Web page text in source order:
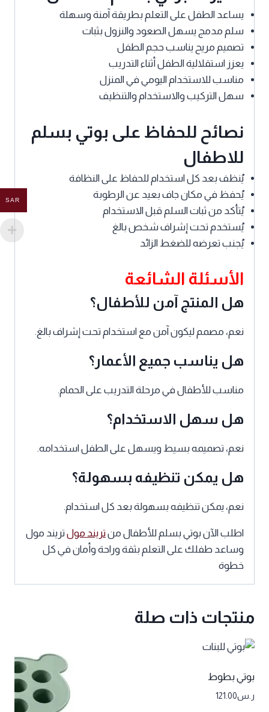
يساعد الطفل على التعلم بطريقة آمنة وسهلة
سلم مدمج يسهل الصعود والنزول بثبات
تصميم مريح يناسب حجم الطفل
يعزز استقلالية الطفل أثناء التدريب
مناسب للاستخدام اليومي في المنزل
سهل التركيب والاستخدام والتنظيف
نصائح للحفاظ على بوتي بسلم
للاطفال
يُنظف بعد كل استخدام للحفاظ على النظافة
يُحفظ في مكان جاف بعيد عن الرطوبة
يُتأكد من ثبات السلم قبل الاستخدام
يُستخدم تحت إشراف شخص بالغ
يُجنب تعرضه للضغط الزائد
الأسئلة الشائعة
هل المنتج آمن للأطفال؟
نعم، مصمم ليكون آمن مع استخدام تحت إشراف بالغ.
هل يناسب جميع الأعمار؟
مناسب للأطفال في مرحلة التدريب على الحمام.
هل سهل الاستخدام؟
نعم، تصميمه بسيط ويسهل على الطفل استخدامه.
هل يمكن تنظيفه بسهولة؟
نعم، يمكن تنظيفه بسهولة بعد كل استخدام.
اطلب الآن بوتي بسلم للأطفال منتريند مولتريند مول
وساعد طفلك على التعلم بثقة وراحة وأمان في كل
خطوة
منتجات ذات صلة
بوتي بطوط
ر.س121.00
SAR